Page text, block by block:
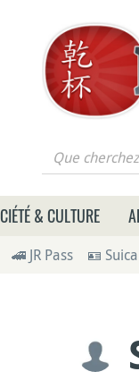
cherchez-vous ?
& CULTURE
🚄 JR Pass 🪪 Suica